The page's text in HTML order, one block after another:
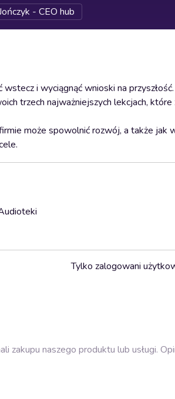
- CEO hub
i wyciągnąć wnioski na
trzech najważniejszych lekcjach,
może spowolnić rozwój, a także jak
Tylko zalogowani
zakupu naszego produktu lub usługi.